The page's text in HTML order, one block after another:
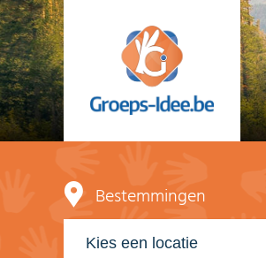
Bestemmingen